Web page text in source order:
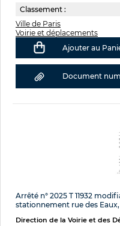
Classement :
Ville de Paris
Voirie et déplacements
Ajouter au
Document
Arrêté n° 2025 T 11932
stationnement rue des Eaux,
Direction de la Voirie et des